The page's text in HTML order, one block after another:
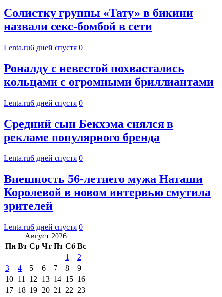
Солистку группы «Тату» в бикини
назвали секс-бомбой в сети
Lenta.ru6 дней спустя 0
Роналду с невестой похвастались
кольцами с огромными бриллиантами
Lenta.ru6 дней спустя 0
Средний сын Бекхэма снялся в
рекламе популярного бренда
Lenta.ru6 дней спустя 0
Внешность 56-летнего мужа Наташи
Королевой в новом интервью смутила
зрителей
Lenta.ru6 дней спустя 0
Август 2026
Пн Вт Ср Чт Пт Сб Вс
1
2
3
4 5 6 7 8
9
10 11 12 13 14 15 16
17 18 19 20 21 22 23